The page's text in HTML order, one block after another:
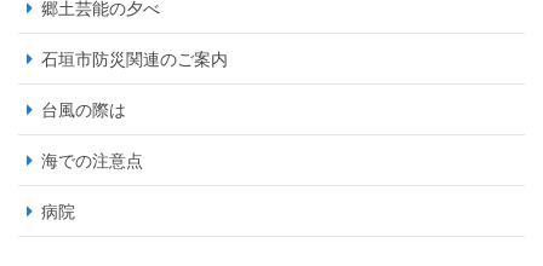
郷土芸能の夕べ
石垣市防災関連のご案内
台風の際は
海での注意点
病院